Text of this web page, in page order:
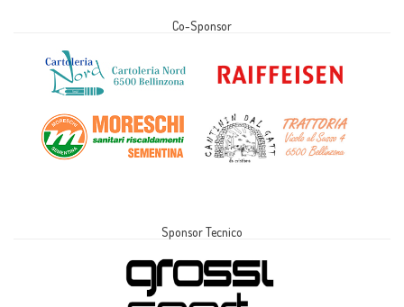
Co-Sponsor
Sponsor Tecnico